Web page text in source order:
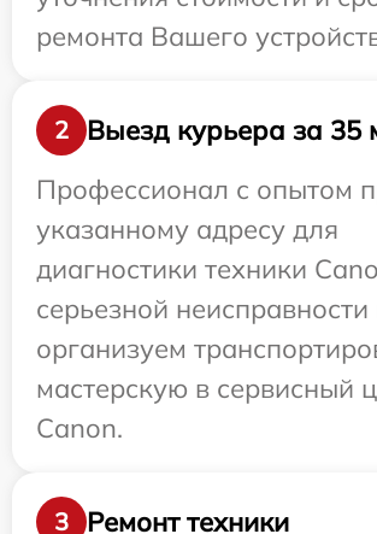
ремонта Вашего
2
Выезд курьера за 35
Профессионал с опытом
указанному адресу для
диагностики техники
серьезной
организуем
мастерскую в сервисный
Canon.
3 Ремонт техники